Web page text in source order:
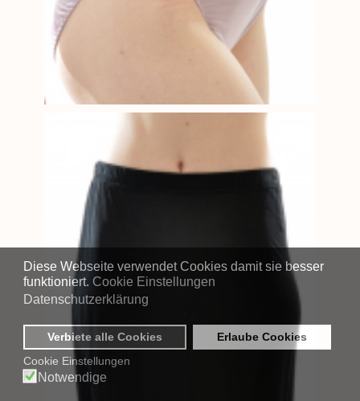
Diese Webseite verwendet Cookies damit sie besser
funktioniert. Cookie Einstellungen
Datenschutzerklärung
Verbiete alle Cookies
Erlaube Cookies
Cookie Einstellungen
Notwendige